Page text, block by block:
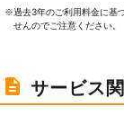
※過去3年のご利⽤料⾦に基
せんのでご注意ください。
サービス